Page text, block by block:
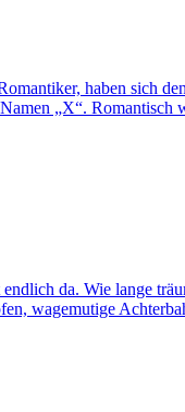
haben sich
„X“.
da. Wie lange
wagemutige